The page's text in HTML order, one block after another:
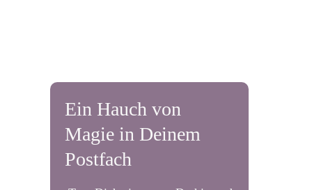
Ein Hauch von
Magie in Deinem
Postfach